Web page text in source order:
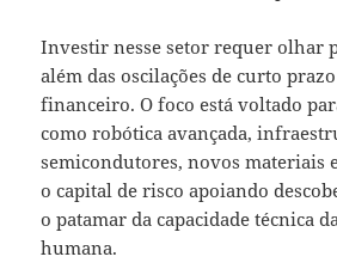
Investir nesse setor requer olhar
além das oscilações de curto
financeiro. O foco está voltado
como robótica avançada,
semicondutores, novos materiais
o capital de risco apoiando
o patamar da capacidade técnica
humana.